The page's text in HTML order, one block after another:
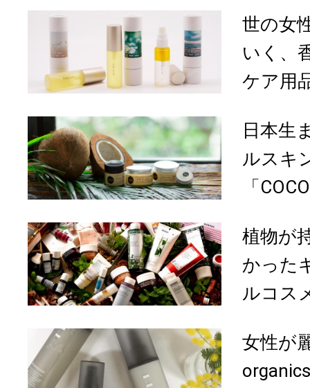
世の女
いく、
ケア用
日本生
ルスキ
「
植物が
かった
ルコス
女性が